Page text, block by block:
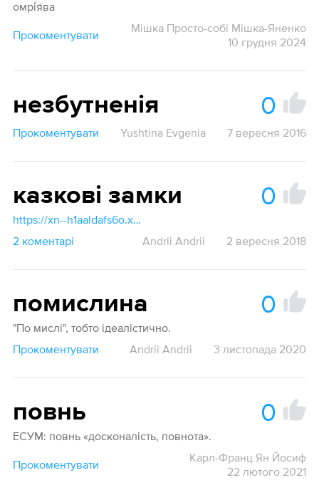
омрі́я́ва
Прокоментувати
Мішка Просто-собі Мішка-Яненко
10 грудня 2024
незбутненія 0
Прокоментувати Yushtina Evgenia 7 вересня 2016
казкові замки 0
https://xn--h1aaldafs6o.xn--j1amh/У/утопія
2 коментарі
Andrii Andrii 2 вересня 2018
помислина 0
"По мислі", тобто ідеалістично.
Прокоментувати
Andrii Andrii 3 листопада 2020
повнь 0
ЕСУМ: повнь «досконалість, повнота».
Прокоментувати
Карл-Франц Ян Йосиф
22 лютого 2021